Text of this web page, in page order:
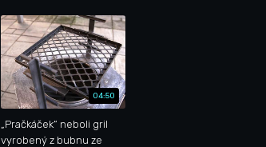
04:50
„Pračkáček“ neboli gril
vyrobený z bubnu ze